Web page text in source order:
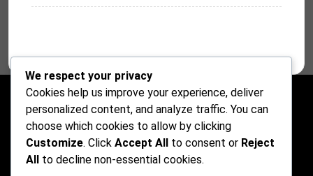
We respect your privacy
Cookies help us improve your experience, deliver
personalized content, and analyze traffic. You can
choose which cookies to allow by clicking
Customize. Click Accept All to consent or Reject
All to decline non-essential cookies.